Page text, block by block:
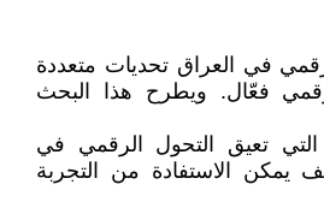
في العراق تحديات متعددة
فعّال. ويطرح هذا البحث
تعيق التحول الرقمي في
يمكن الاستفادة من التجربة